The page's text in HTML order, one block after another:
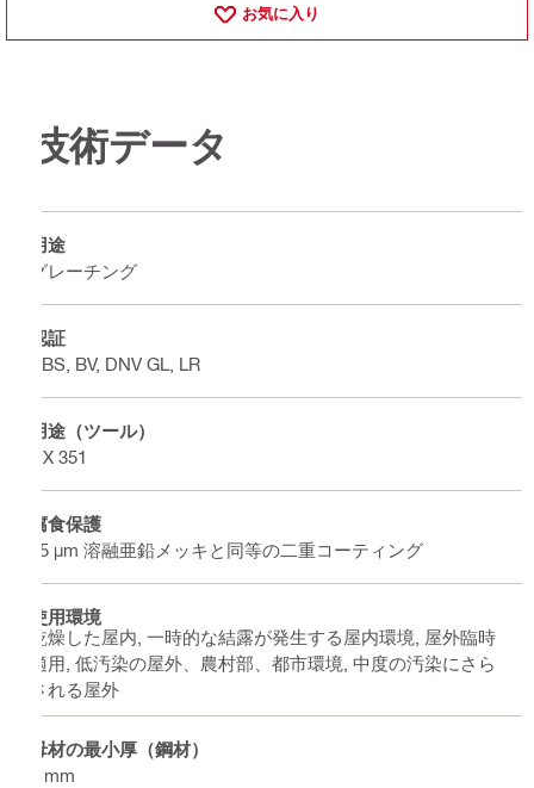
お気に入り
技術データ
用途
グレーチング
認証
ABS, BV, DNV GL, LR
用途（ツール）
DX 351
腐食保護
45 µm 溶融亜鉛メッキと同等の二重コーティング
使用環境
乾燥した屋内, 一時的な結露が発生する屋内環境, 屋外臨時
適用, 低汚染の屋外、農村部、都市環境, 中度の汚染にさら
される屋外
母材の最小厚（鋼材）
6 mm